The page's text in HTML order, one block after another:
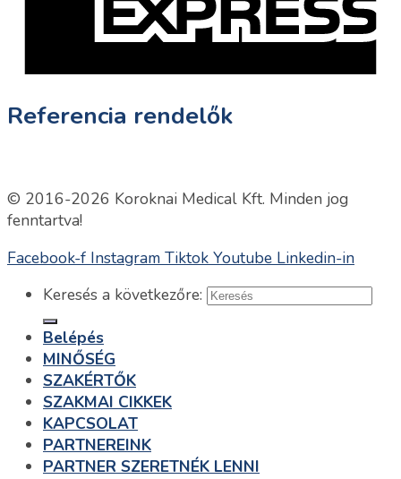
Referencia rendelők
© 2016-2026 Koroknai Medical Kft. Minden jog
fenntartva!
Facebook-f Instagram Tiktok Youtube Linkedin-in
Keresés a következőre:
Belépés
MINŐSÉG
SZAKÉRTŐK
SZAKMAI CIKKEK
KAPCSOLAT
PARTNEREINK
PARTNER SZERETNÉK LENNI